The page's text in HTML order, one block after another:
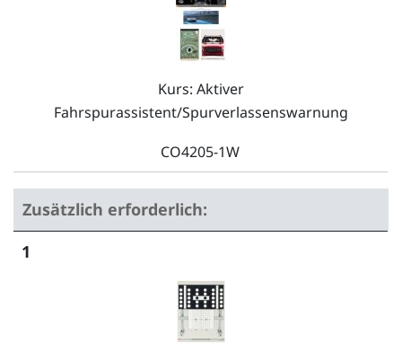
Kurs: Aktiver
Fahrspurassistent/Spurverlassenswarnung
CO4205-1W
Zusätzlich erforderlich:
1